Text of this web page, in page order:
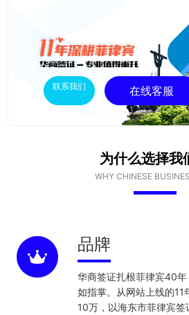
联系我们 在线客服
为什么选择我
WHY CHINESE
品牌
华商签证扎根菲律宾40
如指掌。从网站上线的11
10万，以海东市菲律宾签